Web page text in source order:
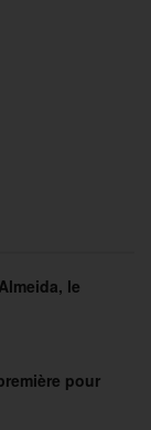
le
pour